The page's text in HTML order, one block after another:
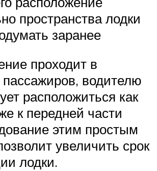
пространства лодки
заранее
проходит в
пассажиров, водителю
расположиться как
к передней части
этим простым
увеличить срок
лодки.